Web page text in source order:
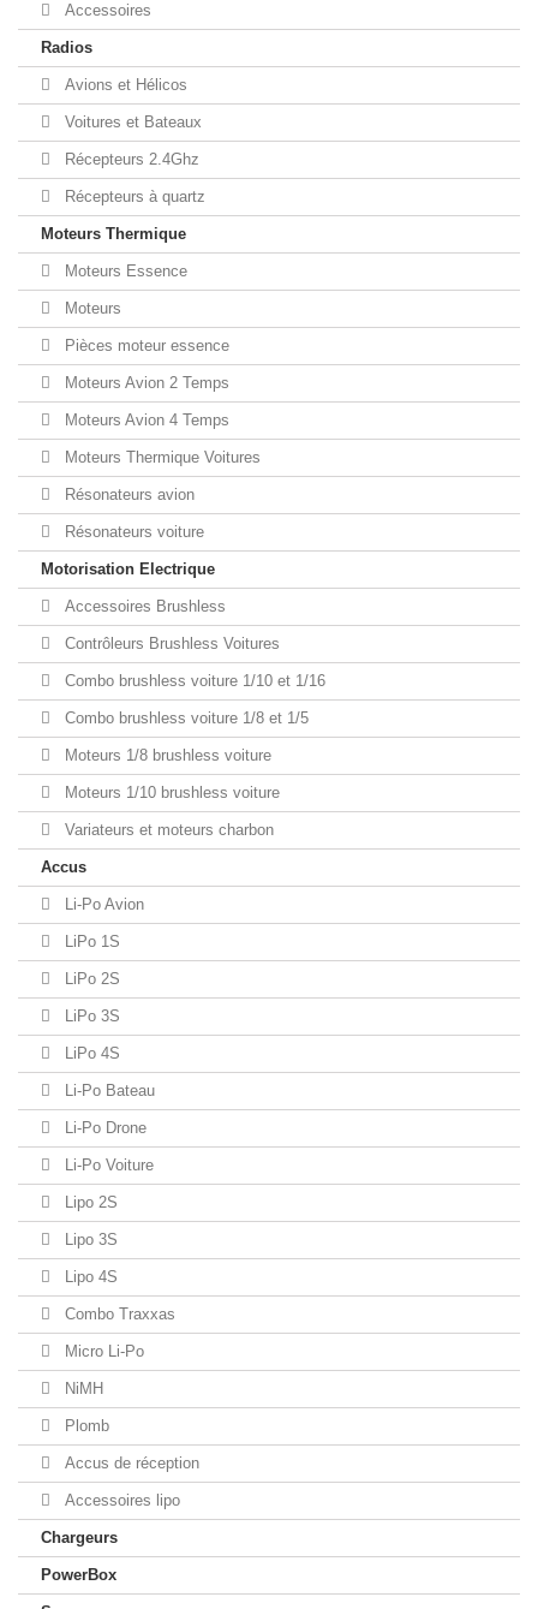
Accessoires
Radios
Avions et Hélicos
Voitures et Bateaux
Récepteurs 2.4Ghz
Récepteurs à quartz
Moteurs Thermique
Moteurs Essence
Moteurs
Pièces moteur essence
Moteurs Avion 2 Temps
Moteurs Avion 4 Temps
Moteurs Thermique Voitures
Résonateurs avion
Résonateurs voiture
Motorisation Electrique
Accessoires Brushless
Contrôleurs Brushless Voitures
Combo brushless voiture 1/10 et 1/16
Combo brushless voiture 1/8 et 1/5
Moteurs 1/8 brushless voiture
Moteurs 1/10 brushless voiture
Variateurs et moteurs charbon
Accus
Li-Po Avion
LiPo 1S
LiPo 2S
LiPo 3S
LiPo 4S
Li-Po Bateau
Li-Po Drone
Li-Po Voiture
Lipo 2S
Lipo 3S
Lipo 4S
Combo Traxxas
Micro Li-Po
NiMH
Plomb
Accus de réception
Accessoires lipo
Chargeurs
PowerBox